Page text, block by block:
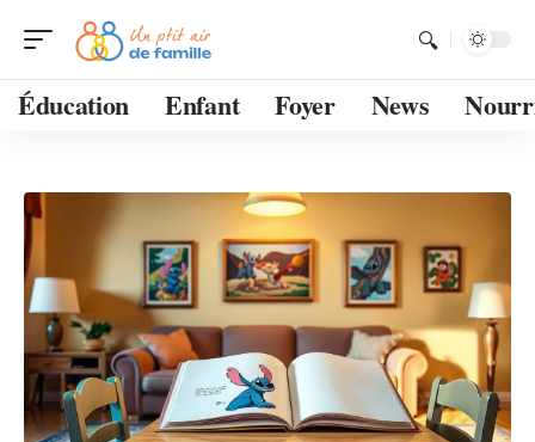
Éducation Enfant Foyer News